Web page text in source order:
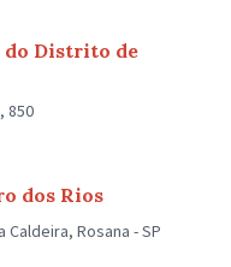
do Distrito de
850
dos Rios
Rosana - SP